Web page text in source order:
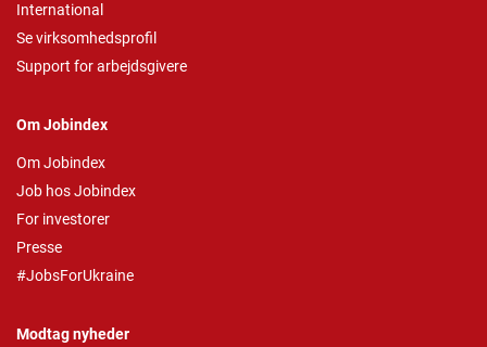
International
Se virksomhedsprofil
Support for arbejdsgivere
Om Jobindex
Om Jobindex
Job hos Jobindex
For investorer
Presse
#JobsForUkraine
Modtag nyheder